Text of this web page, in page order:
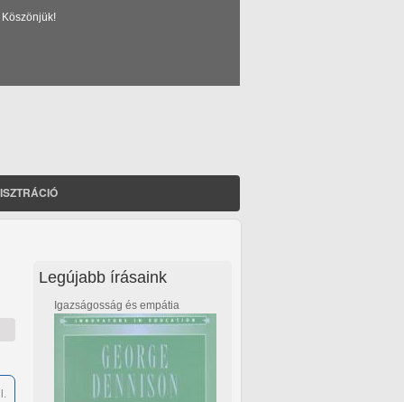
Legújabb írásaink
Igazságosság és empátia